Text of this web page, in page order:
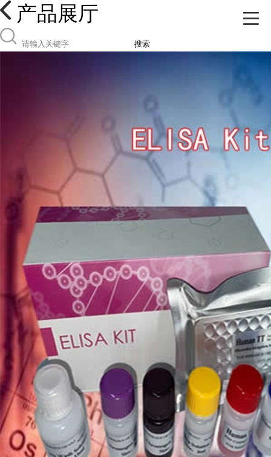
产品展厅
搜索